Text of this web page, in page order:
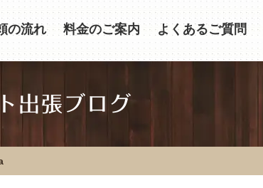
の流れ 料金のご案内 よくあるご質問
出張ブログ